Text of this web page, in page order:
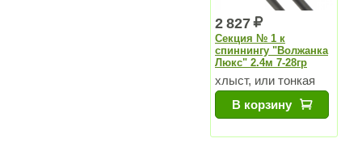
2 827
Секция № 1 к
спиннингу "Волжанка
Люкс" 2.4м 7-28гр
хлыст, или тонкая
секцияВ корзину